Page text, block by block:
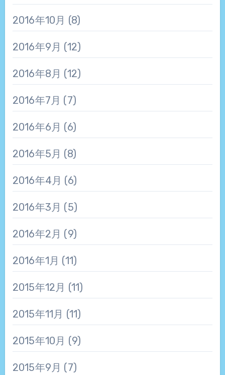
2016年10月 (8)
2016年9月 (12)
2016年8月 (12)
2016年7月 (7)
2016年6月 (6)
2016年5月 (8)
2016年4月 (6)
2016年3月 (5)
2016年2月 (9)
2016年1月 (11)
2015年12月 (11)
2015年11月 (11)
2015年10月 (9)
2015年9月 (7)